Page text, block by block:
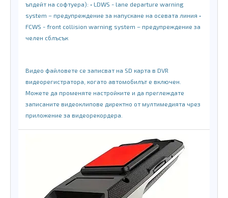
ъпдейт на софтуера): • LDWS - lane departure warning
system – предупреждение за напускане на осевата линия •
FCWS - front collision warning system – предупреждение за
челен сблъсък
Видео файловете се записват на SD карта в DVR
видеорегистратора, когато автомобилът е включен.
Можете да променяте настройките и да преглеждате
записаните видеоклипове директно от мултимедията чрез
приложение за видеорекордера.